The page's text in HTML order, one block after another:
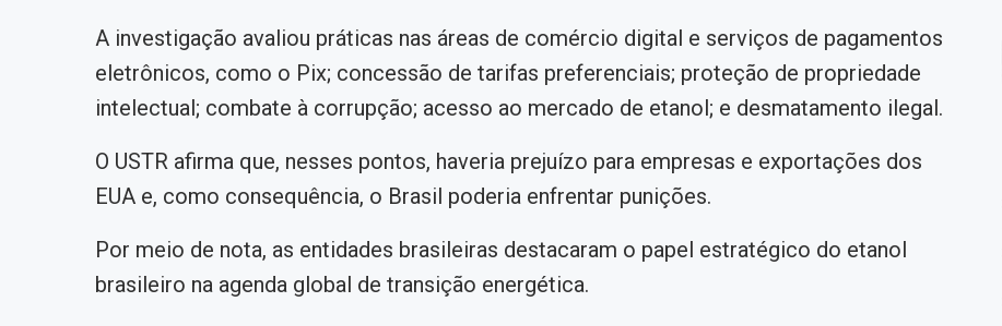
A investigação avaliou práticas nas áreas de comércio digital e serviços de pagamentos
eletrônicos, como o Pix; concessão de tarifas preferenciais; proteção de propriedade
intelectual; combate à corrupção; acesso ao mercado de etanol; e desmatamento ilegal.
O USTR afirma que, nesses pontos, haveria prejuízo para empresas e exportações dos
EUA e, como consequência, o Brasil poderia enfrentar punições.
Por meio de nota, as entidades brasileiras destacaram o papel estratégico do etanol
brasileiro na agenda global de transição energética.